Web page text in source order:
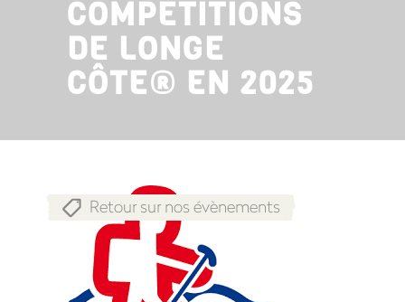
COMPÉTITIONS
DE LONGE
CÔTE® EN 2025
Retour sur nos évènements